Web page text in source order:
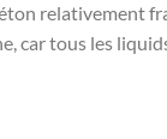
relativement
car tous les